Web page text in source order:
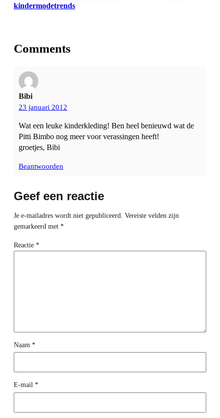
kindermodetrends
Comments
Bibi
23 januari 2012
Wat een leuke kinderkleding! Ben heel benieuwd wat de
Pitti Bimbo nog meer voor verassingen heeft!
groetjes, Bibi
Beantwoorden
Geef een reactie
Je e-mailadres wordt niet gepubliceerd. Vereiste velden zijn
gemarkeerd met *
Reactie *
Naam *
E-mail *